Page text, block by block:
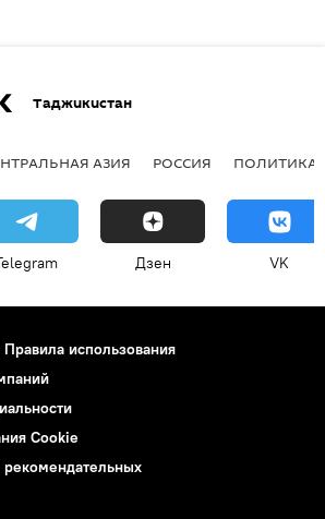
Таджикистан
АЗИЯ РОССИЯ ПОЛИТИКА
Дзен VK
Правила использования
Cookie